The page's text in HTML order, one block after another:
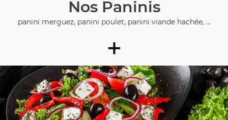
Nos Paninis
panini merguez, panini poulet, panini viande hachée, ...
+